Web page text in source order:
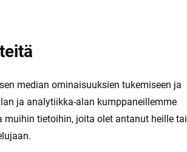
median ominaisuuksien tukemiseen ja
ja analytiikka-alan kumppaneillemme
tietoihin, joita olet antanut heille tai
Bauer
BAUER VAPOR FLYLITE
MAALIVAHDIN KILPI